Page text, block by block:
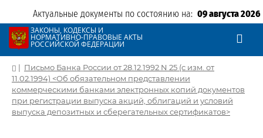
Актуальные документы по состоянию на: 09 августа 2026
ЗАКОНЫ, КОДЕКСЫ И
НОРМАТИВНО-ПРАВОВЫЕ АКТЫ
РОССИЙСКОЙ ФЕДЕРАЦИИ
| Письмо Банка России от 28.12.1992 N 25 (с изм. от
11.02.1994) <Об обязательном представлении
коммерческими банками электронных копий документов
при регистрации выпуска акций, облигаций и условий
выпуска депозитных и сберегательных сертификатов>